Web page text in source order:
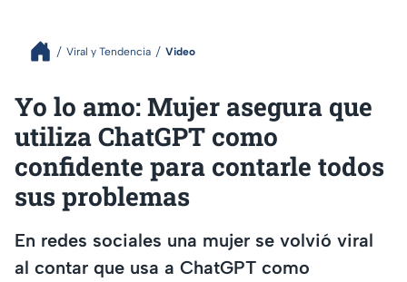
Viral y Tendencia Video
Yo lo amo: Mujer asegura que
utiliza ChatGPT como
confidente para contarle todos
sus problemas
En redes sociales una mujer se volvió viral
al contar que usa a ChatGPT como